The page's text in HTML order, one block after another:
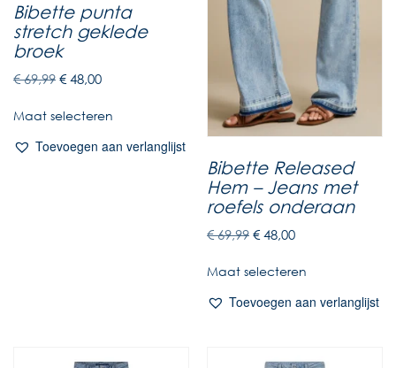
Bibette punta
stretch geklede
broek
€69,99 € 48,00
Maat selecteren
Toevoegen aan verlanglijst
Bibette Released
Hem – Jeans met
roefels onderaan
€69,99 € 48,00
Maat selecteren
Toevoegen aan verlanglijst